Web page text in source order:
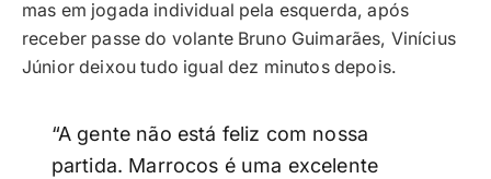
mas em jogada individual pela esquerda, após
receber passe do volante Bruno Guimarães, Vinícius
Júnior deixou tudo igual dez minutos depois.
“A gente não está feliz com nossa
partida. Marrocos é uma excelente